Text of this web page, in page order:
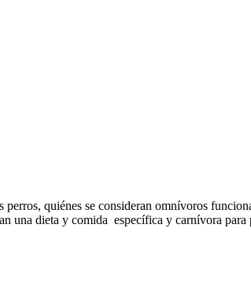
quiénes se consideran omnívoros
una dieta y comida específica y carnívora para